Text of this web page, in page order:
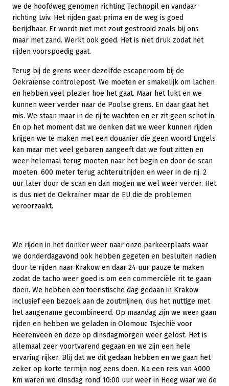
we de hoofdweg genomen richting Technopil en vandaar
richting Lviv. Het rijden gaat prima en de weg is goed
berijdbaar. Er wordt niet met zout gestrooid zoals bij ons
maar met zand. Werkt ook goed. Het is niet druk zodat het
rijden voorspoedig gaat.
Terug bij de grens weer dezelfde escaperoom bij de
Oekraïense controlepost. We moeten er smakelijk om lachen
en hebben veel plezier hoe het gaat. Maar het lukt en we
kunnen weer verder naar de Poolse grens. En daar gaat het
mis. We staan maar in de rij te wachten en er zit geen schot in.
En op het moment dat we denken dat we weer kunnen rijden
krijgen we te maken met een douanier die geen woord Engels
kan maar met veel gebaren aangeeft dat we fout zitten en
weer helemaal terug moeten naar het begin en door de scan
moeten. 600 meter terug achteruitrijden en weer in de rij. 2
uur later door de scan en dan mogen we wel weer verder. Het
is dus niet de Oekraïner maar de EU die de problemen
veroorzaakt.
We rijden in het donker weer naar onze parkeerplaats waar
we donderdagavond ook hebben gegeten en besluiten nadien
door te rijden naar Krakow en daar 24 uur pauze te maken
zodat de tacho weer goed is om een commerciële rit te gaan
doen. We hebben een toeristische dag gedaan in Krakow
inclusief een bezoek aan de zoutmijnen, dus het nuttige met
het aangename gecombineerd. Op maandag zijn we weer gaan
rijden en hebben we geladen in Olomouc Tsjechië voor
Heerenveen en deze op dinsdagmorgen weer gelost. Het is
allemaal zeer voortvarend gegaan en we zijn een hele
ervaring rijker. Blij dat we dit gedaan hebben en we gaan het
zeker op korte termijn nog eens doen. Na een reis van 4000
km waren we dinsdag rond 10:00 uur weer in Heeg waar we de